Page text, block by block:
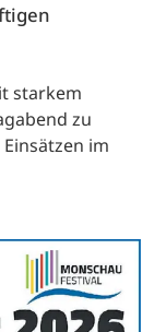
starkem
zu
im